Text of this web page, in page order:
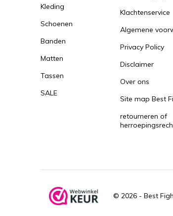
Kleding
Schoenen
Banden
Matten
Tassen
SALE
Klachtenservice
Algemene
Privacy Policy
Disclaimer
Over ons
Site map Best
retourneren of
© 2026 - Best